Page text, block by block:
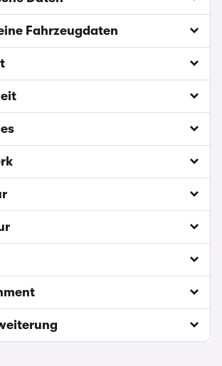
Fahrzeugdaten